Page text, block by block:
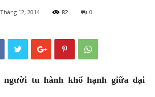
12, 2014 82 0
người tu hành khổ hạnh giữa đại